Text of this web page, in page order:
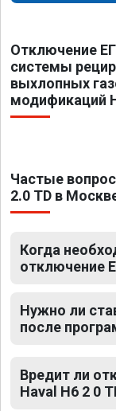
Отключение
системы
выхлопных
модификаций
Частые
2.0 TD в
Когда
отключение
Нужно ли
после
Вредит ли
Haval H6 2 0